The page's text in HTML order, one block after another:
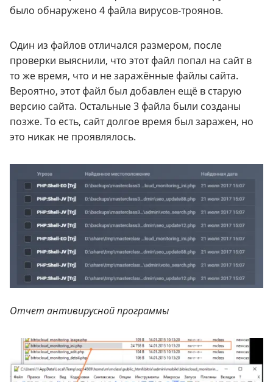
было обнаружено 4 файла вирусов-троянов.
Один из файлов отличался размером, после
проверки выяснили, что этот файл попал на сайт в
то же время, что и не заражённые файлы сайта.
Вероятно, этот файл был добавлен ещё в старую
версию сайта. Остальные 3 файла были созданы
позже. То есть, сайт долгое время был заражен, но
это никак не проявлялось.
Отчет антивирусной программы